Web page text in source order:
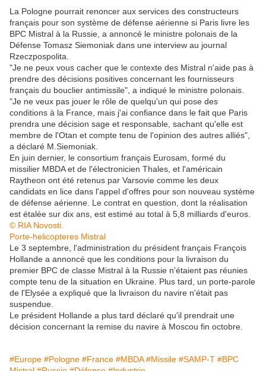
La Pologne pourrait renoncer aux services des constructeurs
français pour son système de défense aérienne si Paris livre les
BPC Mistral à la Russie, a annoncé le ministre polonais de la
Défense Tomasz Siemoniak dans une interview au journal
Rzeczpospolita.
"Je ne peux vous cacher que le contexte des Mistral n'aide pas à
prendre des décisions positives concernant les fournisseurs
français du bouclier antimissile", a indiqué le ministre polonais.
"Je ne veux pas jouer le rôle de quelqu'un qui pose des
conditions à la France, mais j'ai confiance dans le fait que Paris
prendra une décision sage et responsable, sachant qu'elle est
membre de l'Otan et compte tenu de l'opinion des autres alliés",
a déclaré M.Siemoniak.
En juin dernier, le consortium français Eurosam, formé du
missilier MBDA et de l'électronicien Thales, et l'américain
Raytheon ont été retenus par Varsovie comme les deux
candidats en lice dans l'appel d'offres pour son nouveau système
de défense aérienne. Le contrat en question, dont la réalisation
est étalée sur dix ans, est estimé au total à 5,8 milliards d'euros.
© RIA Novosti.
Porte-helicopteres Mistral
Le 3 septembre, l'administration du président français François
Hollande a annoncé que les conditions pour la livraison du
premier BPC de classe Mistral à la Russie n'étaient pas réunies
compte tenu de la situation en Ukraine. Plus tard, un porte-parole
de l'Elysée a expliqué que la livraison du navire n'était pas
suspendue.
Le président Hollande a plus tard déclaré qu'il prendrait une
décision concernant la remise du navire à Moscou fin octobre.
#Europe #Pologne #France #MBDA #Missile #SAMP-T #BPC